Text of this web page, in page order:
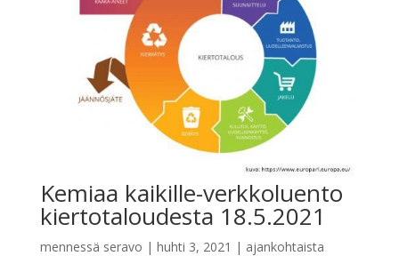
Kemiaa kaikille-verkkoluento
kiertotaloudesta 18.5.2021
mennessä seravo | huhti 3, 2021 | ajankohtaista